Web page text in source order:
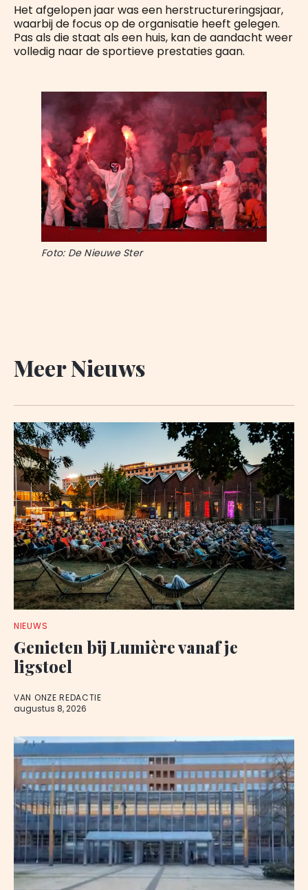
Het afgelopen jaar was een herstructureringsjaar,
waarbij de focus op de organisatie heeft gelegen.
Pas als die staat als een huis, kan de aandacht weer
volledig naar de sportieve prestaties gaan.
Foto: De Nieuwe Ster
Meer Nieuws
NIEUWS
Genieten bij Lumière vanaf je
ligstoel
VAN ONZE REDACTIE
augustus 8, 2026